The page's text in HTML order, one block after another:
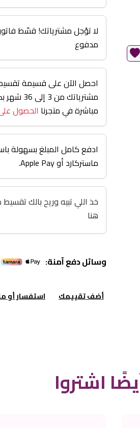
مدفوع
احصل الآن على قسيمة
مباشرة في متجرنا الحصول
ادفع كامل المبلغ بسهولة
ماستركارد أو Apple Pay.
هنا
وسائل دفع آمنة:
أضف تقييمك استفسار أو
اشتروا